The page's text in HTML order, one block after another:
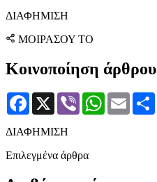
ΔΙΑΦΗΜΙΣΗ
ΜΟΙΡΑΣΟΥ ΤΟ
Κοινοποίηση άρθρου
Facebook
X Viber WhatsApp
Email
ΔΙΑΦΗΜΙΣΗ
Επιλεγμένα άρθρα